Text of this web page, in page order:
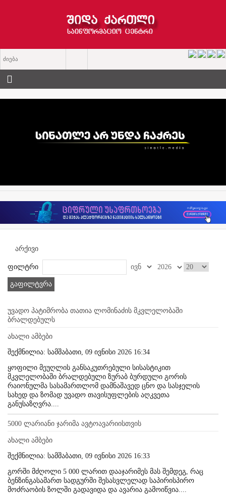
არქივი
ფილტრი
გაფილტვრა
უვადო პატიმრობა თათია ლომინაძის მკვლელობაში
ბრალდებულს
ახალი ამბები
შექმნილია: სამშაბათი, 09 ივნისი 2026 16:34
ყოფილი მეუღლის განსაკუთრებული სისასტიკით
მკვლელობაში ბრალდებული ზურაბ ბურდული გორის
რაიონულმა სასამართლომ დამნაშავედ ცნო და სასჯელის
სახედ და ზომად უვადო თავისუფლების აღკვეთა
განუსაზღვრა....
5000 ლარიანი ჯარიმა ავტოავარიისთვის
ახალი ამბები
შექმნილია: სამშაბათი, 09 ივნისი 2026 16:33
გორში მძღოლი 5 000 ლარით დააჯარიმეს მას შემდეგ, რაც
ბენზინგასამართ სადგურში შესასვლელად საპირისპირო
მოძრაობის ზოლში გადავიდა და ავარია გამოიწვია....